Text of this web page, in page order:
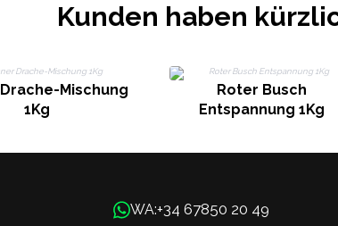
Kunden haben
Mischung
1Kg
Roter Busch
Entspannung 1Kg
WA:+34 67850 20 49